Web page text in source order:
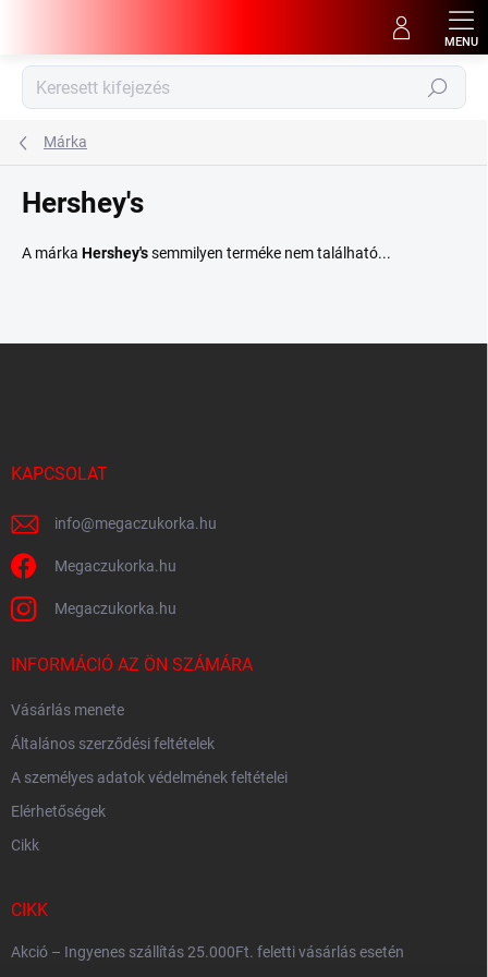
tartalomhoz
Keresés
Márka
Hershey's
A márka Hershey'ssemmilyen terméke nem található...
KAPCSOLAT
info@megaczukorka.hu
Megaczukorka.hu
Megaczukorka.hu
INFORMÁCIÓ AZ ÖN SZÁMÁRA
Vásárlás menete
Általános szerződési feltételek
A személyes adatok védelmének feltételei
Elérhetőségek
Cikk
CIKK
Akció – Ingyenes szállítás 25.000Ft. feletti vásárlás esetén